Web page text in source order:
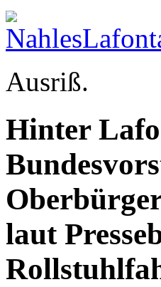
Ausriß.
Hinter
laut